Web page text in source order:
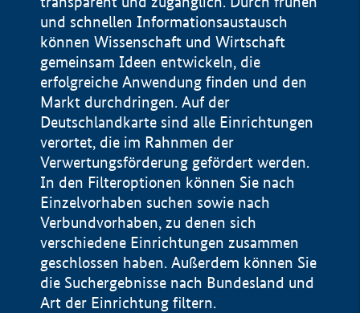
und schnellen Informationsaustausch
können Wissenschaft und Wirtschaft
gemeinsam Ideen entwickeln, die
erfolgreiche Anwendung finden und den
Markt durchdringen. Auf der
Deutschlandkarte sind alle Einrichtungen
verortet, die im Rahnmen der
Verwertungsförderung gefördert werden.
In den Filteroptionen können Sie nach
Einzelvorhaben suchen sowie nach
Verbundvorhaben, zu denen sich
verschiedene Einrichtungen zusammen
geschlossen haben. Außerdem können Sie
die Suchergebnisse nach Bundesland und
Art der Einrichtung filtern.